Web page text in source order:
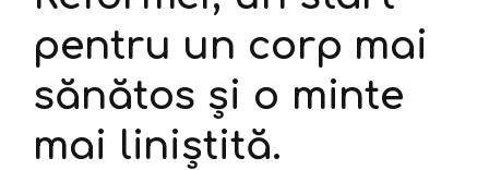
pentru un corp mai
sănătos și o minte
mai liniștită.